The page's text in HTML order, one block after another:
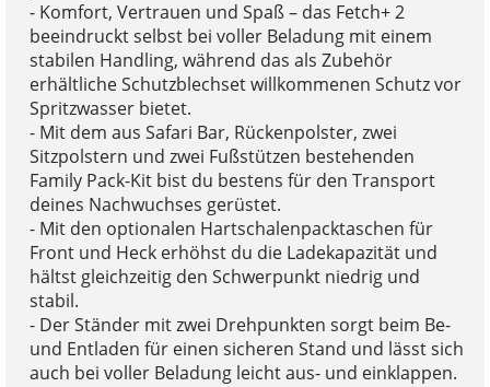
- Komfort, Vertrauen und Spaß – das Fetch+ 2
beeindruckt selbst bei voller Beladung mit einem
stabilen Handling, während das als Zubehör
erhältliche Schutzblechset willkommenen Schutz vor
Spritzwasser bietet.
- Mit dem aus Safari Bar, Rückenpolster, zwei
Sitzpolstern und zwei Fußstützen bestehenden
Family Pack-Kit bist du bestens für den Transport
deines Nachwuchses gerüstet.
- Mit den optionalen Hartschalenpacktaschen für
Front und Heck erhöhst du die Ladekapazität und
hältst gleichzeitig den Schwerpunkt niedrig und
stabil.
- Der Ständer mit zwei Drehpunkten sorgt beim Be-
und Entladen für einen sicheren Stand und lässt sich
auch bei voller Beladung leicht aus- und einklappen.